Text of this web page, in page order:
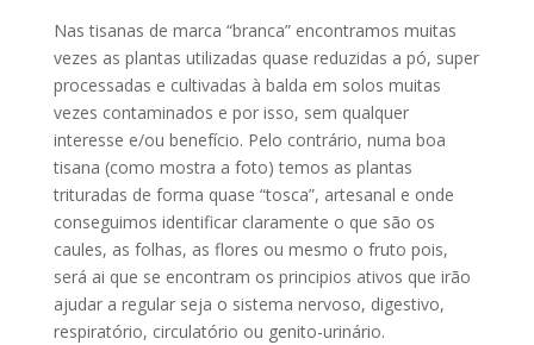
Nas tisanas de marca “branca” encontramos muitas
vezes as plantas utilizadas quase reduzidas a pó, super
processadas e cultivadas à balda em solos muitas
vezes contaminados e por isso, sem qualquer
interesse e/ou benefício. Pelo contrário, numa boa
tisana (como mostra a foto) temos as plantas
trituradas de forma quase “tosca”, artesanal e onde
conseguimos identificar claramente o que são os
caules, as folhas, as flores ou mesmo o fruto pois,
será ai que se encontram os principios ativos que irão
ajudar a regular seja o sistema nervoso, digestivo,
respiratório, circulatório ou genito-urinário.